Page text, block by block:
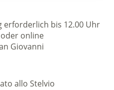
erforderlich bis 12.00 Uhr
online
Giovanni
allo Stelvio